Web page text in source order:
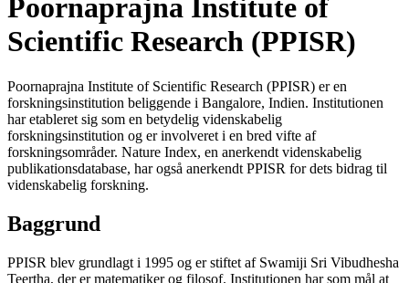
Poornaprajna Institute of
Scientific Research (PPISR)
Poornaprajna Institute of Scientific Research (PPISR) er en
forskningsinstitution beliggende i Bangalore, Indien. Institutionen
har etableret sig som en betydelig videnskabelig
forskningsinstitution og er involveret i en bred vifte af
forskningsområder. Nature Index, en anerkendt videnskabelig
publikationsdatabase, har også anerkendt PPISR for dets bidrag til
videnskabelig forskning.
Baggrund
PPISR blev grundlagt i 1995 og er stiftet af Swamiji Sri Vibudhesha
Teertha, der er matematiker og filosof. Institutionen har som mål at